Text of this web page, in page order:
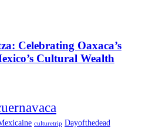
Celebrating Oaxaca’s
Cultural Wealth
culturetrip Dayofthedead